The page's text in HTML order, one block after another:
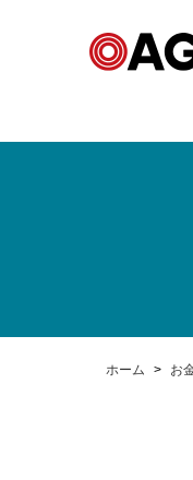
ホーム > お